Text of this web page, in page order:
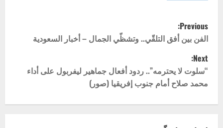
P
o
s
t
n
Previous:
الفن بين أفق التلقّي.. وتشظّي الجمال – أخبار السعودية
Next:
“سلوت لا يحترمه”.. ردود أفعال جماهير ليفربول على أداء
محمد صلاح أمام جنوب إفريقيا (صور)